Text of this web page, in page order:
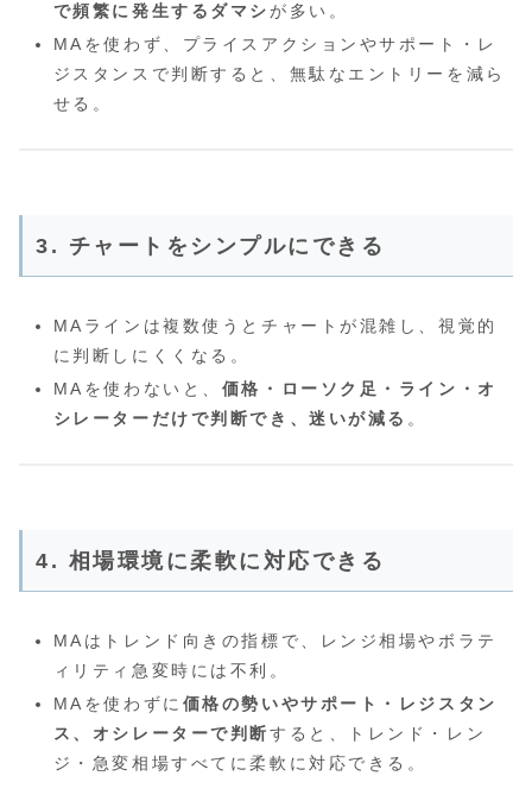
で頻繁に発生するダマシ が多い。
MAを使わず、プライスアクションやサポート・レ
ジスタンスで判断すると、無駄なエントリーを減ら
せる。
3. チャートをシンプルにできる
MAラインは複数使うとチャートが混雑し、視覚的
に判断しにくくなる。
MAを使わないと、 価格・ローソク足・ライン・オ
シレーターだけで判断でき、迷いが減る 。
4. 相場環境に柔軟に対応できる
MAはトレンド向きの指標で、レンジ相場やボラテ
ィリティ急変時には不利。
MAを使わずに 価格の勢いやサポート・レジスタン
ス、オシレーターで判断すると、トレンド・レン
ジ・急変相場すべてに柔軟に対応できる。